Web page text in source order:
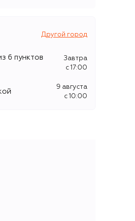
Другой город
6 пунктов
Завтра
c 17:00
9 августа
c 10:00